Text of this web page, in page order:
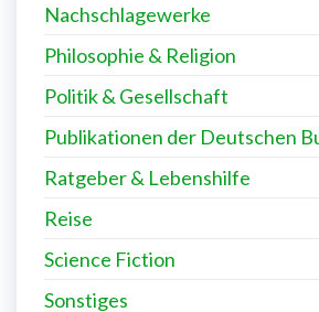
Nachschlagewerke
Philosophie & Religion
Politik & Gesellschaft
Publikationen der Deutschen
Ratgeber & Lebenshilfe
Reise
Science Fiction
Sonstiges